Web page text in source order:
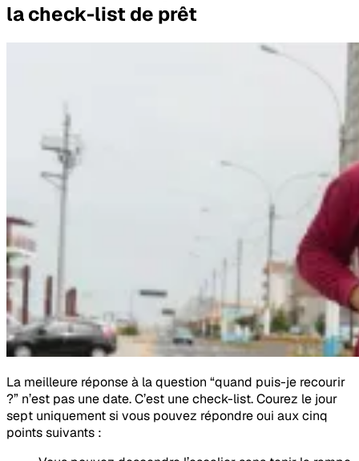
la check-list de prêt
La meilleure réponse à la question “quand puis-je recourir
?” n’est pas une date. C’est une check-list. Courez le jour
sept uniquement si vous pouvez répondre oui aux cinq
points suivants :